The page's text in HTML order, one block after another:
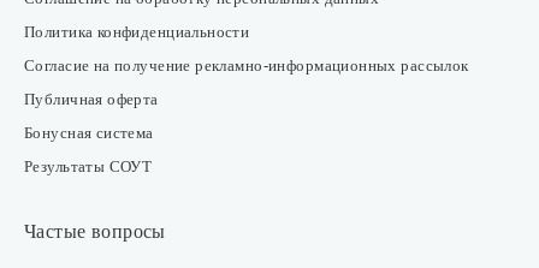
Политика конфиденциальности
Согласие на получение рекламно-информационных рассылок
Публичная оферта
Бонусная система
Результаты СОУТ
Частые вопросы